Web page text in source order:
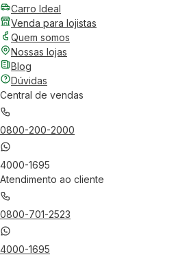
Carro Ideal
Venda para lojistas
Quem somos
Nossas lojas
Blog
Dúvidas
Central de vendas
0800-200-2000
4000-1695
Atendimento ao cliente
0800-701-2523
4000-1695